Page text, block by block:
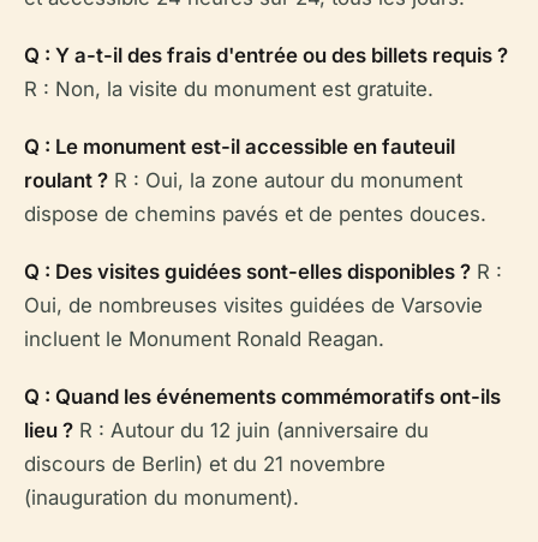
Q : Y a-t-il des frais d'entrée ou des billets requis ?
R : Non, la visite du monument est gratuite.
Q : Le monument est-il accessible en fauteuil
roulant ? R : Oui, la zone autour du monument
dispose de chemins pavés et de pentes douces.
Q : Des visites guidées sont-elles disponibles ? R :
Oui, de nombreuses visites guidées de Varsovie
incluent le Monument Ronald Reagan.
Q : Quand les événements commémoratifs ont-ils
lieu ? R : Autour du 12 juin (anniversaire du
discours de Berlin) et du 21 novembre
(inauguration du monument).